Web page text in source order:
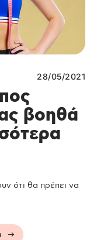
28/05/2021
βοηθά
ότι θα πρέπει να